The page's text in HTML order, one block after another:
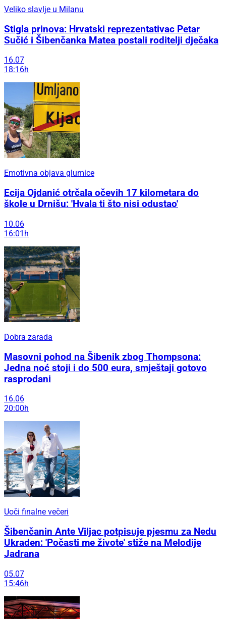
Veliko slavlje u Milanu
Stigla prinova: Hrvatski reprezentativac Petar
Sučić i Šibenčanka Matea postali roditelji dječaka
16.07
18:16h
Emotivna objava glumice
Ecija Ojdanić otrčala očevih 17 kilometara do
škole u Drnišu: 'Hvala ti što nisi odustao'
10.06
16:01h
Dobra zarada
Masovni pohod na Šibenik zbog Thompsona:
Jedna noć stoji i do 500 eura, smještaji gotovo
rasprodani
16.06
20:00h
Uoči finalne večeri
Šibenčanin Ante Viljac potpisuje pjesmu za Nedu
Ukraden: 'Počasti me živote' stiže na Melodije
Jadrana
05.07
15:46h